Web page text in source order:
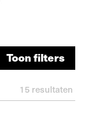
Toon filters
15 resultaten